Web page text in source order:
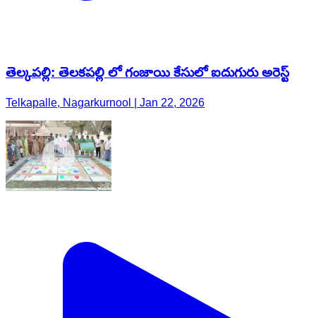
తెల్కపల్లి: తెలకపల్లి లో గంజాయి కేసులో ఐదుగురు అరెస్ట్
Telkapalle, Nagarkurnool | Jan 22, 2026